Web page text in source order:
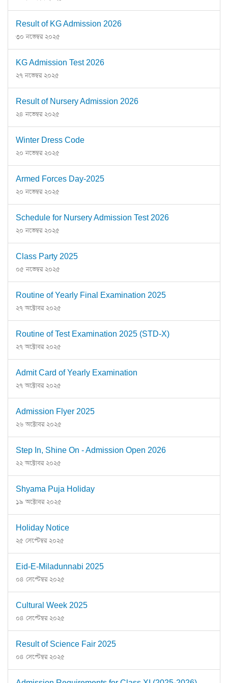
Result of KG Admission 2026
৩০ নভেম্বর ২০২৫
KG Admission Test 2026
২৭ নভেম্বর ২০২৫
Result of Nursery Admission 2026
২৪ নভেম্বর ২০২৫
Winter Dress Code
২০ নভেম্বর ২০২৫
Armed Forces Day-2025
২০ নভেম্বর ২০২৫
Schedule for Nursery Admission Test 2026
২০ নভেম্বর ২০২৫
Class Party 2025
০৫ নভেম্বর ২০২৫
Routine of Yearly Final Examination 2025
২৭ অক্টোবর ২০২৫
Routine of Test Examination 2025 (STD-X)
২৭ অক্টোবর ২০২৫
Admit Card of Yearly Examination
২৭ অক্টোবর ২০২৫
Admission Flyer 2025
২৬ অক্টোবর ২০২৫
Step In, Shine On - Admission Open 2026
২২ অক্টোবর ২০২৫
Shyama Puja Holiday
১৯ অক্টোবর ২০২৫
Holiday Notice
২৫ সেপ্টেম্বর ২০২৫
Eid-E-Miladunnabi 2025
০৪ সেপ্টেম্বর ২০২৫
Cultural Week 2025
০৪ সেপ্টেম্বর ২০২৫
Result of Science Fair 2025
০৪ সেপ্টেম্বর ২০২৫